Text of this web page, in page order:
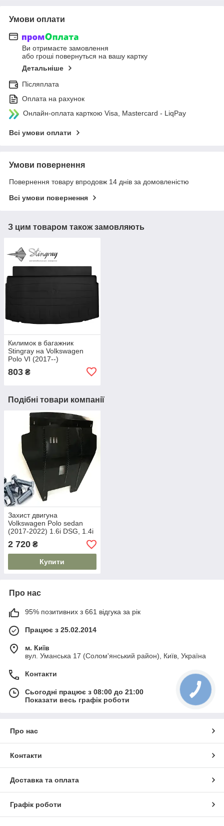
Умови оплати
Ви отримаєте замовлення
або гроші повернуться на вашу картку
Детальніше
Післяплата
Оплата на рахунок
Онлайн-оплата карткою Visa, Mastercard - LiqPay
Всі умови оплати
Умови повернення
Повернення товару впродовж 14 днів за домовленістю
Всі умови повернення
З цим товаром також замовляють
Килимок в багажник
Stingray на Volkswagen
Polo VI (2017--)
803 ₴
Подібні товари компанії
Захист двигуна
Volkswagen Polo sedan
(2017-2022) 1.6i DSG, 1.4i
DSG
2 720 ₴
Купити
Про нас
95% позитивних з 661 відгука за рік
Працює з 25.02.2014
м. Київ
вул. Уманська 17 (Солом'янський район), Київ, Україна
Контакти
Сьогодні працює з 08:00 до 21:00
Показати весь графік роботи
Про нас
Контакти
Доставка та оплата
Графік роботи